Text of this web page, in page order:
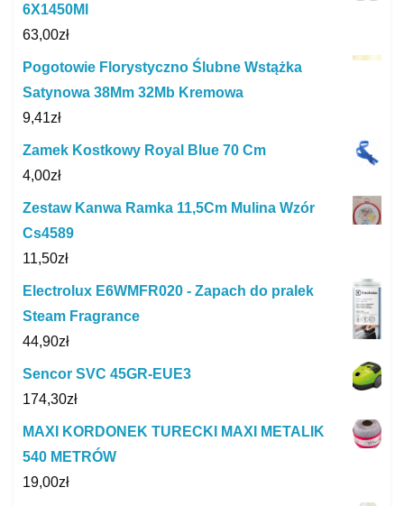
6X1450Ml
63,00zł
Pogotowie Florystyczno Ślubne Wstążka
Satynowa 38Mm 32Mb Kremowa
9,41zł
Zamek Kostkowy Royal Blue 70 Cm
4,00zł
Zestaw Kanwa Ramka 11,5Cm Mulina Wzór
Cs4589
11,50zł
Electrolux E6WMFR020 - Zapach do pralek
Steam Fragrance
44,90zł
Sencor SVC 45GR-EUE3
174,30zł
MAXI KORDONEK TURECKI MAXI METALIK
540 METRÓW
19,00zł